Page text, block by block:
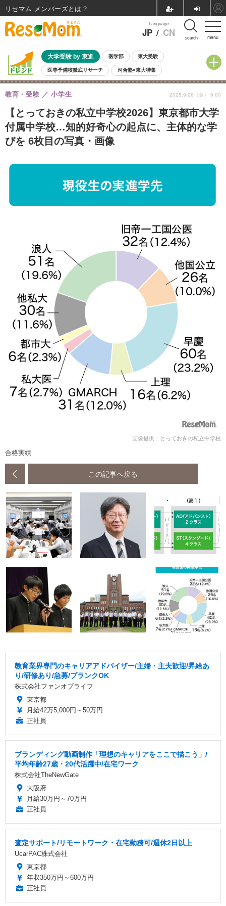
menu
Language
JP / CN search
大学受験 by 東進 医学部 東大受験
医専予備校徹底リサーチ 河合塾×東大特集
親子で考える大学選び 高校受験 中学受験 小学校受験
共通テスト 夏休み
8月開催イベント・WS 全国公立高校 過去問 人気記事
自由研究教材（小学生向け） 自由研究教材（中学生向け） ランキング
【とっておきの私立中学校2026】東京都市大学
付属中学校…知的好奇心の起点に、主体的な学
びを 6枚目の写真・画像
教育・受験 小学生 2025.9.26（金） 9:00
画像提供：とっておきの私立中学校
合格実績
この記事へ戻る
教育業界専門のキャリアアドバイザー/主婦・主夫歓迎/昇給あ
り/研修あり/急募/ブランクOK
株式会社ファンオブライフ
東京都
月給42万5,000円～50万円
正社員
ブランディング動画制作「理想のキャリアをここで描こう」/
平均年齢27歳・20代活躍中/在宅ワーク
株式会社TheNewGate
大阪府
月給30万円～70万円
正社員
査定サポート/リモートワーク・在宅勤務可/週休2日以上
UcarPAC株式会社
東京都
年収350万円～600万円
正社員
リセマム メンバーズ